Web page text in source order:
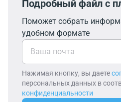
Подробный файл с
Поможет собрать
удобном формате
Нажимая кнопку, вы даете
персональных данных в
конфиденциальности